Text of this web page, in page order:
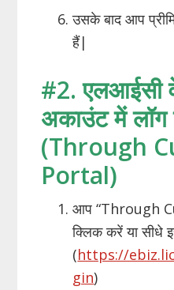
उसके बाद आप
हैं|
#2. एलआईसी
अकाउंट में
(Through
Portal)
आप “Through
क्लिक करें या सीधे
(https://
gin)